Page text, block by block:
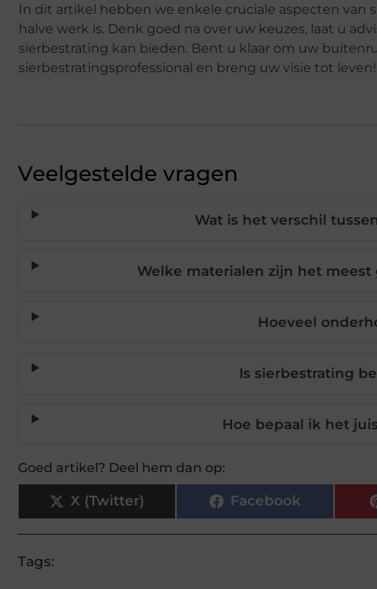
In dit artikel hebben we enkele cruciale aspecten
halve werk is. Denk goed na over uw keuzes, laat u
sierbestrating kan bieden. Bent u klaar om uw
sierbestratingsprofessional en breng uw visie tot leven!
Veelgestelde vragen
Wat is het verschil
Welke materialen zijn het
Hoeveel
Is sierbestrating
Hoe bepaal ik het
Goed artikel? Deel hem dan op:
X (Twitter) Facebook
Tags: